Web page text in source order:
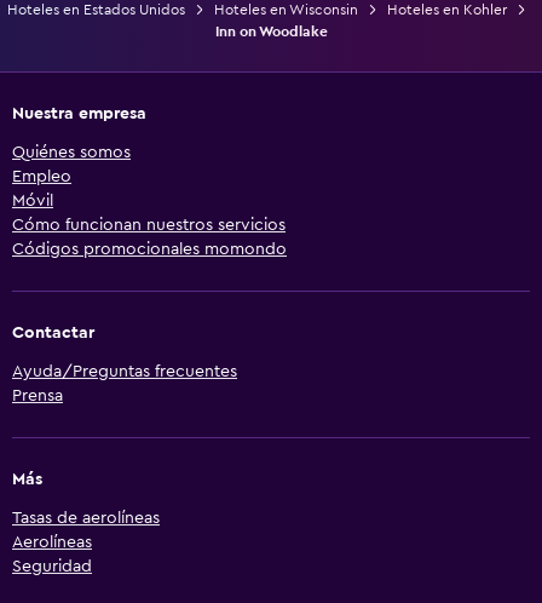
Hoteles en Estados Unidos
Hoteles en Wisconsin
Hoteles en Kohler
Inn on Woodlake
Nuestra empresa
Quiénes somos
Empleo
Móvil
Cómo funcionan nuestros servicios
Códigos promocionales momondo
Contactar
Ayuda/Preguntas frecuentes
Prensa
Más
Tasas de aerolíneas
Aerolíneas
Seguridad